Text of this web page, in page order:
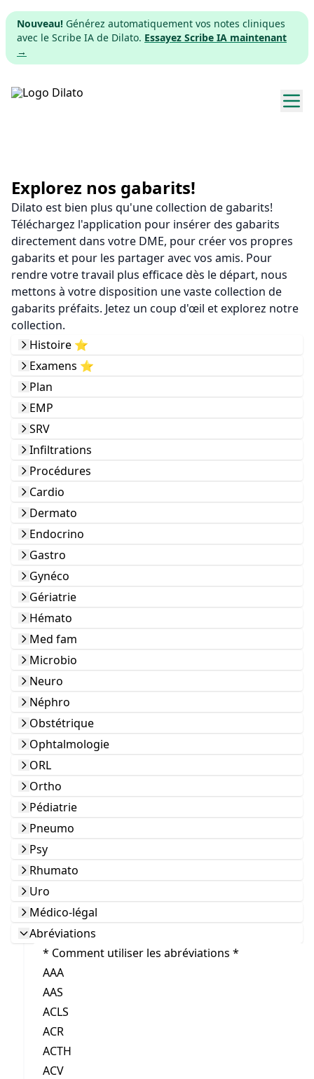
Nouveau! Générez automatiquement vos notes cliniques
avec le Scribe IA de Dilato. Essayez Scribe IA maintenant
→
Tarifs
Télécharger
App web
S'inscrire
Explorez nos gabarits!
Dilato est bien plus qu'une collection de gabarits!
Téléchargez l'application pour insérer des gabarits
directement dans votre DME, pour créer vos propres
gabarits et pour les partager avec vos amis. Pour
rendre votre travail plus efficace dès le départ, nous
mettons à votre disposition une vaste collection de
gabarits préfaits. Jetez un coup d'œil et explorez notre
collection.
Histoire ⭐️
Examens ⭐️
Plan
EMP
SRV
Infiltrations
Procédures
Cardio
Dermato
Endocrino
Gastro
Gynéco
Gériatrie
Hémato
Med fam
Microbio
Neuro
Néphro
Obstétrique
Ophtalmologie
ORL
Ortho
Pédiatrie
Pneumo
Psy
Rhumato
Uro
Médico-légal
Abréviations
* Comment utiliser les abréviations *
AAA
AAS
ACLS
ACR
ACTH
ACV